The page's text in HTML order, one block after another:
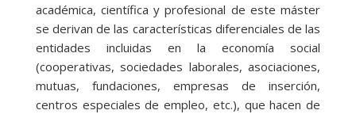
académica, científica y profesional de este máster
se derivan de las características diferenciales de las
entidades incluidas en la economía social
(cooperativas, sociedades laborales, asociaciones,
mutuas, fundaciones, empresas de inserción,
centros especiales de empleo, etc.), que hacen de